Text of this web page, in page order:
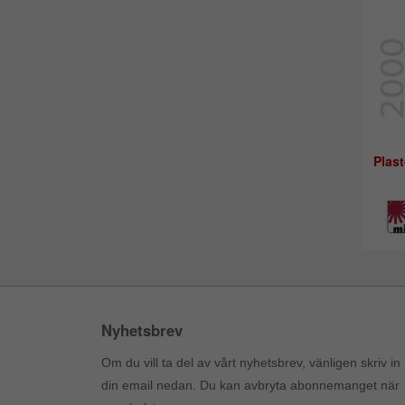
Nyhetsbrev
Om du vill ta del av vårt nyhetsbrev, vänligen skriv in
din email nedan. Du kan avbryta abonnemanget när